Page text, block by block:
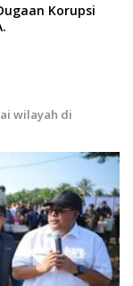
Korupsi
wilayah di